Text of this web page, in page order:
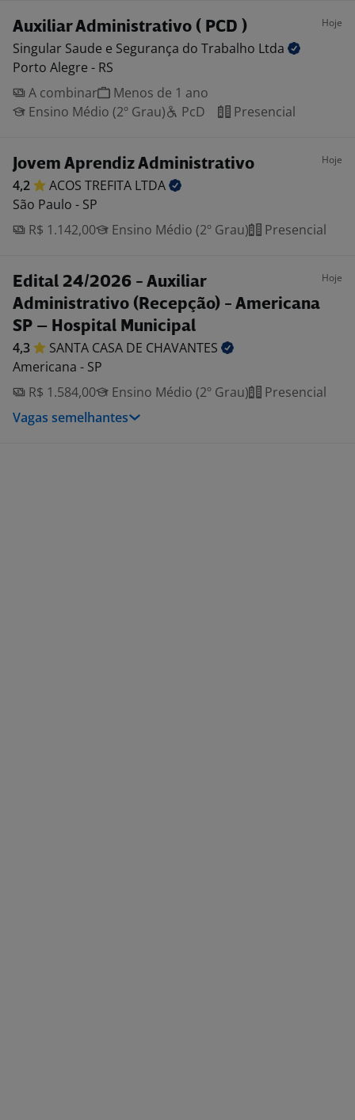
Auxiliar Administrativo ( PCD ) Hoje
Singular Saude e Segurança do Trabalho Ltda
Porto Alegre - RS
A combinar
Menos de 1 ano
Ensino Médio (2º Grau)
PcD Presencial
Jovem Aprendiz Administrativo Hoje
4,2 ACOS TREFITA LTDA
São Paulo - SP
R$ 1.142,00
Ensino Médio (2º Grau) Presencial
Edital 24/2026 - Auxiliar
Administrativo (Recepção) - Americana
SP – Hospital Municipal
Hoje
4,3 SANTA CASA DE CHAVANTES
Americana - SP
R$ 1.584,00
Ensino Médio (2º Grau)
Presencial
Vagas semelhantes